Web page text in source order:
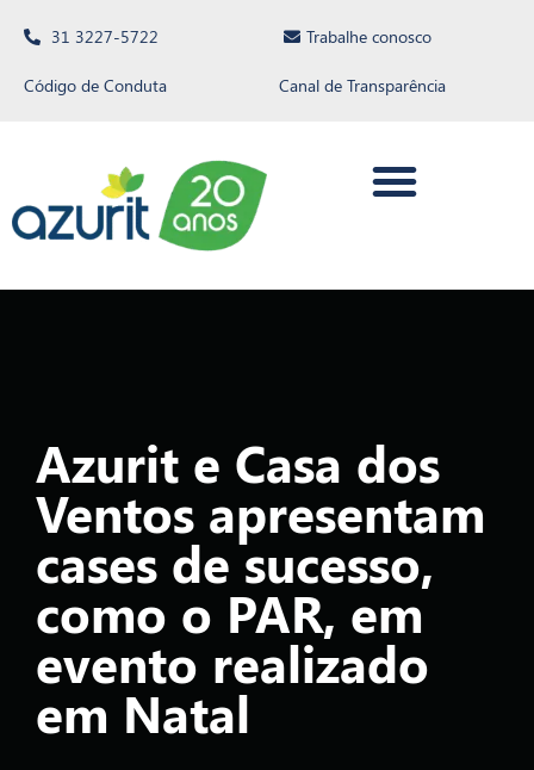
31 3227-5722 Trabalhe conosco
Código de Conduta Canal de Transparência
Azurit e Casa dos
Ventos apresentam
cases de sucesso,
como o PAR, em
evento realizado
em Natal